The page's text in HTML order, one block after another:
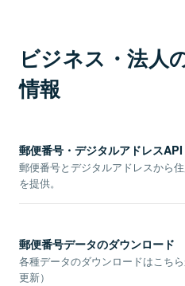
ビジネス・法人
情報
郵便番号・デジタルアドレスAPI
郵便番号とデジタルアドレスから
を提供。
郵便番号データのダウンロード
各種データのダウンロードはこち
更新）